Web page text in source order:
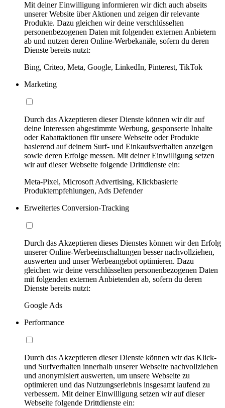
Mit deiner Einwilligung informieren wir dich auch abseits
unserer Website über Aktionen und zeigen dir relevante
Produkte. Dazu gleichen wir deine verschlüsselten
personenbezogenen Daten mit folgenden externen Anbietern
ab und nutzen deren Online-Werbekanäle, sofern du deren
Dienste bereits nutzt:
Bing, Criteo, Meta, Google, LinkedIn, Pinterest, TikTok
Marketing
Durch das Akzeptieren dieser Dienste können wir dir auf
deine Interessen abgestimmte Werbung, gesponserte Inhalte
oder Rabattaktionen für unsere Webseite oder Produkte
basierend auf deinem Surf- und Einkaufsverhalten anzeigen
sowie deren Erfolge messen. Mit deiner Einwilligung setzen
wir auf dieser Webseite folgende Drittdienste ein:
Meta-Pixel, Microsoft Advertising, Klickbasierte
Produktempfehlungen, Ads Defender
Erweitertes Conversion-Tracking
Durch das Akzeptieren dieses Dienstes können wir den Erfolg
unserer Online-Werbeeinschaltungen besser nachvollziehen,
auswerten und unser Werbeangebot optimieren. Dazu
gleichen wir deine verschlüsselten personenbezogenen Daten
mit folgenden externen Anbietenden ab, sofern du deren
Dienste bereits nutzt:
Google Ads
Performance
Durch das Akzeptieren dieser Dienste können wir das Klick-
und Surfverhalten innerhalb unserer Webseite nachvollziehen
und anonymisiert auswerten, um unsere Webseite zu
optimieren und das Nutzungserlebnis insgesamt laufend zu
verbessern. Mit deiner Einwilligung setzen wir auf dieser
Webseite folgende Drittdienste ein: